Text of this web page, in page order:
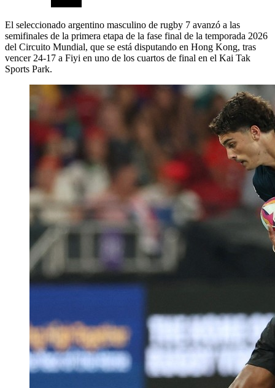
El seleccionado argentino masculino de rugby 7 avanzó a las
semifinales de la primera etapa de la fase final de la temporada 2026
del Circuito Mundial, que se está disputando en Hong Kong, tras
vencer 24-17 a Fiyi en uno de los cuartos de final en el Kai Tak
Sports Park.